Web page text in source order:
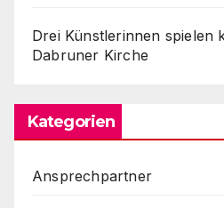
Drei Künstlerinnen spielen
Dabruner Kirche
Kategorien
Ansprechpartner